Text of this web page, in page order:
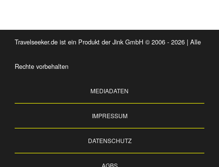
Travelseeker.de ist ein Produkt der Jink GmbH © 2006 - 2026 | Alle
Rechte vorbehalten
MEDIADATEN
IMPRESSUM
DATENSCHUTZ